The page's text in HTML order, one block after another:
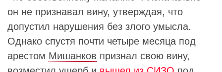
он не признавал вину, утверждая, что
допустил нарушения без злого умысла.
Однако спустя почти четыре месяца под
арестом Мишанков признал свою вину,